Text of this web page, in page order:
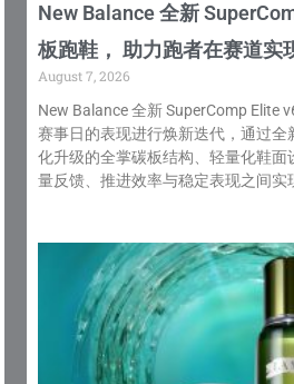
New Balance 全新
板跑鞋， 助力跑者在赛道实
August 7, 2026
New Balance 全新 SuperComp Elite
赛事日的表现进行焕新迭代，通过
化升级的全掌碳板结构、轻量化鞋
量反馈、推进效率与稳定表现之间实